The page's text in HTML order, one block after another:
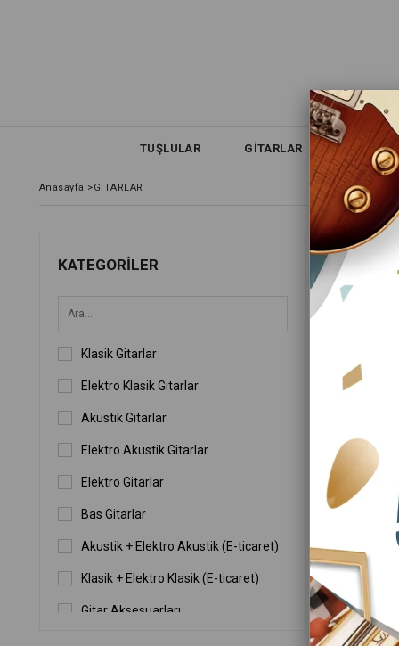
TUŞLULAR GİTARLAR
Anasayfa >GİTARLAR
KATEGORILER
Klasik Gitarlar
Elektro Klasik Gitarlar
Akustik Gitarlar
Elektro Akustik Gitarlar
Elektro Gitarlar
Bas Gitarlar
Akustik + Elektro Akustik (E-ticaret)
Klasik + Elektro Klasik (E-ticaret)
Gitar Aksesuarları